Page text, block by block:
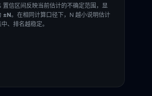
置信区间反映当前估计的不确定范围，显
±N。在相同计算口径下，N 越小说明估计
、排名越稳定。